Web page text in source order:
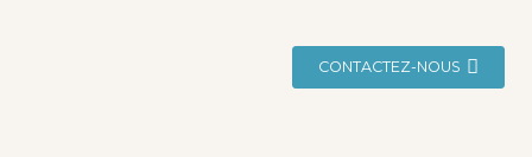
CONTACTEZ-NOUS